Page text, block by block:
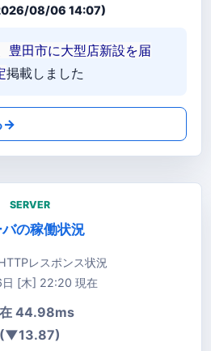
08/06 14:07)
豊田市に大型店新設を届
掲載しました
→
SERVER
の稼働状況
レスポンス状況
[木] 22:20 現在
44.98ms
(▼13.87)